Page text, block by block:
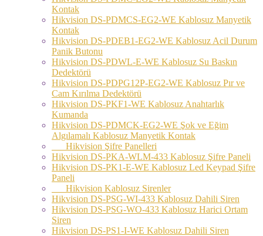
Kontak
Hikvision DS-PDMCS-EG2-WE Kablosuz Manyetik
Kontak
Hikvision DS-PDEB1-EG2-WE Kablosuz Acil Durum
Panik Butonu
Hikvision DS-PDWL-E-WE Kablosuz Su Baskın
Dedektörü
Hikvision DS-PDPG12P-EG2-WE Kablosuz Pır ve
Cam Kırılma Dedektörü
Hikvision DS-PKF1-WE Kablosuz Anahtarlık
Kumanda
Hikvision DS-PDMCK-EG2-WE Şok ve Eğim
Algılamalı Kablosuz Manyetik Kontak
Hikvision Şifre Panelleri
Hikvision DS-PKA-WLM-433 Kablosuz Şifre Paneli
Hikvision DS-PK1-E-WE Kablosuz Led Keypad Şifre
Paneli
Hikvision Kablosuz Sirenler
Hikvision DS-PSG-WI-433 Kablosuz Dahili Siren
Hikvision DS-PSG-WO-433 Kablosuz Harici Ortam
Siren
Hikvision DS-PS1-I-WE Kablosuz Dahili Siren